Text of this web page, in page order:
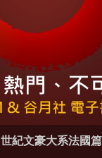
世紀文豪大系法國篇